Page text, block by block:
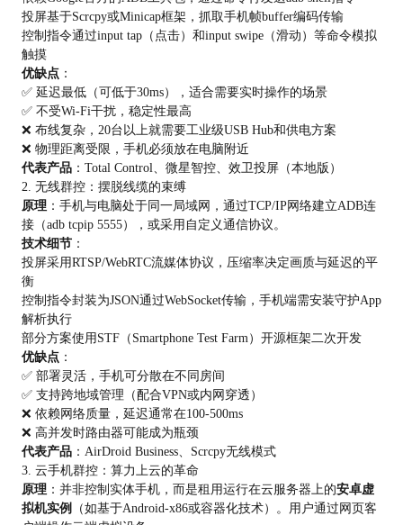
投屏基于Scrcpy或Minicap框架，抓取手机帧buffer编码传输
控制指令通过input tap（点击）和input swipe（滑动）等命令模拟
触摸
优缺点 ：
✅ 延迟最低（可低于30ms），适合需要实时操作的场景
✅ 不受Wi-Fi干扰，稳定性最高
❌ 布线复杂，20台以上就需要工业级USB Hub和供电方案
❌ 物理距离受限，手机必须放在电脑附近
代表产品 ：Total Control、微星智控、效卫投屏（本地版）
2. 无线群控：摆脱线缆的束缚
原理 ：手机与电脑处于同一局域网，通过TCP/IP网络建立ADB连
接（adb tcpip 5555），或采用自定义通信协议。
技术细节 ：
投屏采用RTSP/WebRTC流媒体协议，压缩率决定画质与延迟的平
衡
控制指令封装为JSON通过WebSocket传输，手机端需安装守护App
解析执行
部分方案使用STF（Smartphone Test Farm）开源框架二次开发
优缺点 ：
✅ 部署灵活，手机可分散在不同房间
✅ 支持跨地域管理（配合VPN或内网穿透）
❌ 依赖网络质量，延迟通常在100-500ms
❌ 高并发时路由器可能成为瓶颈
代表产品 ：AirDroid Business、Scrcpy无线模式
3. 云手机群控：算力上云的革命
原理 ：并非控制实体手机，而是租用运行在云服务器上的安卓虚
拟机实例
（如基于Android-x86或容器化技术）。用户通过网页客